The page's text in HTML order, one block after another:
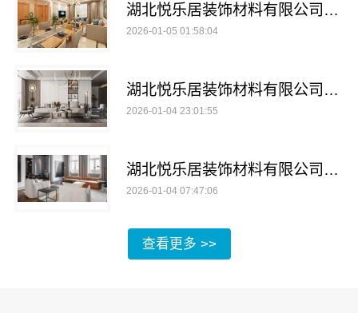
湖北悦乐居装饰材料有限公司引领全铝家居新潮流
2026-01-05 01:58:04
湖北悦乐居装饰材料有限公司全铝家居环保新选择
2026-01-04 23:01:55
湖北悦乐居装饰材料有限公司揭秘全铝家居安装便捷秘诀
2026-01-04 07:47:06
查看更多 >>